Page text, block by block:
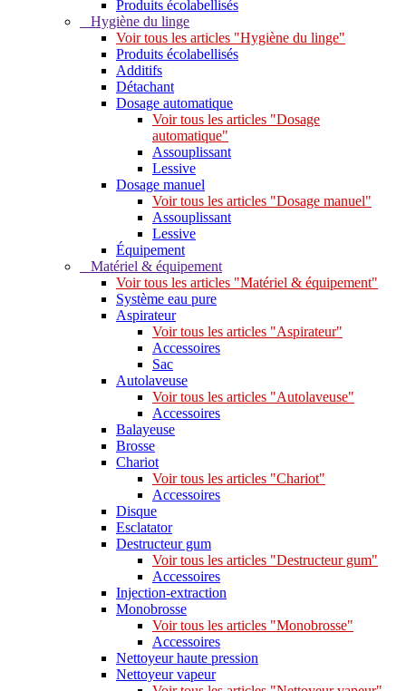
Produits écolabellisés
Hygiène du linge
Voir tous les articles "Hygiène du linge"
Produits écolabellisés
Additifs
Détachant
Dosage automatique
Voir tous les articles "Dosage
automatique"
Assouplissant
Lessive
Dosage manuel
Voir tous les articles "Dosage manuel"
Assouplissant
Lessive
Équipement
Matériel & équipement
Voir tous les articles "Matériel & équipement"
Système eau pure
Aspirateur
Voir tous les articles "Aspirateur"
Accessoires
Sac
Autolaveuse
Voir tous les articles "Autolaveuse"
Accessoires
Balayeuse
Brosse
Chariot
Voir tous les articles "Chariot"
Accessoires
Disque
Esclatator
Destructeur gum
Voir tous les articles "Destructeur gum"
Accessoires
Injection-extraction
Monobrosse
Voir tous les articles "Monobrosse"
Accessoires
Nettoyeur haute pression
Nettoyeur vapeur